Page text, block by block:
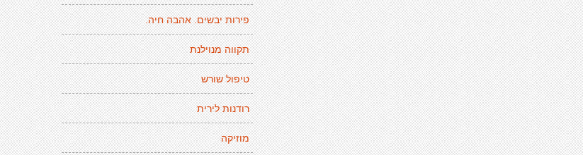
פירות יבשים. אהבה חיה.
תקווה מנוילנת
טיפול שורש
רודנות לירית
מוזיקה